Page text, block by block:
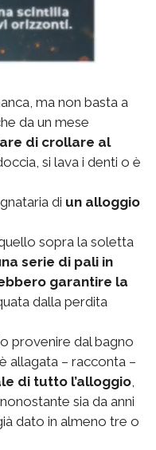
ma non basta a
da un mese
di crollare al
si lava i denti o è
di un alloggio
sopra la soletta
na serie di pali in
garantire la
dalla perdita
provenire dal bagno
allagata – racconta –
di tutto l’alloggio,
sia da anni
dato in almeno tre o